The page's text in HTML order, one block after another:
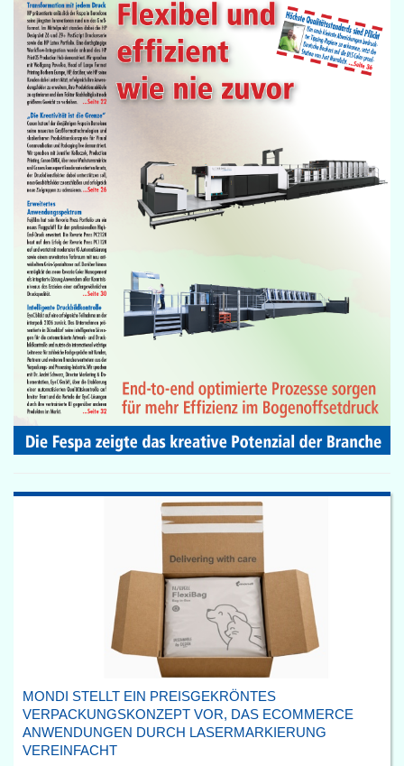
MONDI STELLT EIN PREISGEKRÖNTES
VERPACKUNGSKONZEPT VOR, DAS ECOMMERCE
ANWENDUNGEN DURCH LASERMARKIERUNG
VEREINFACHT